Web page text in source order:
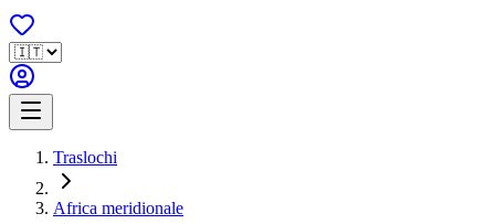
Traslochi
Africa meridionale